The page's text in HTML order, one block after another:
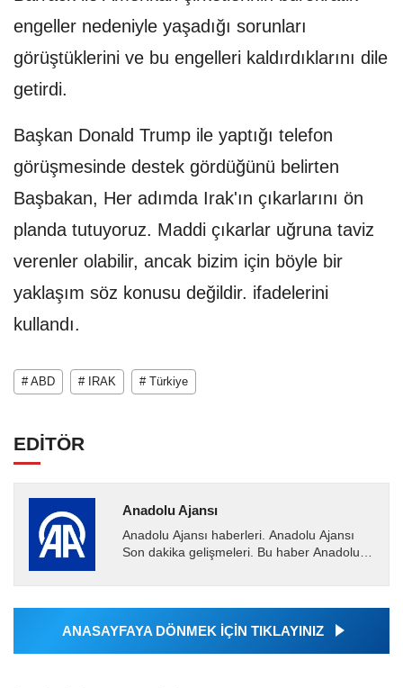
engeller nedeniyle yaşadığı sorunları
görüştüklerini ve bu engelleri kaldırdıklarını dile
getirdi.
Başkan Donald Trump ile yaptığı telefon
görüşmesinde destek gördüğünü belirten
Başbakan, Her adımda Irak'ın çıkarlarını ön
planda tutuyoruz. Maddi çıkarlar uğruna taviz
verenler olabilir, ancak bizim için böyle bir
yaklaşım söz konusu değildir. ifadelerini
kullandı.
# ABD # IRAK # Türkiye
EDİTÖR
Anadolu Ajansı
Anadolu Ajansı haberleri. Anadolu Ajansı
Son dakika gelişmeleri. Bu haber Anadolu
Ajansı tarafından...
ANASAYFAYA DÖNMEK İÇİN TIKLAYINIZ